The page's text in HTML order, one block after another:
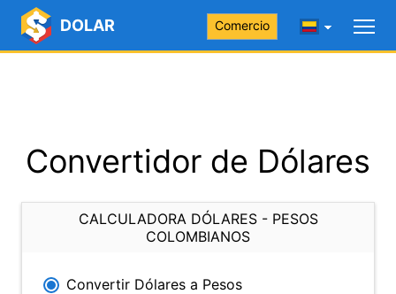
DOLAR Comercio
Convertidor de Dólares
CALCULADORA DÓLARES - PESOS
COLOMBIANOS
Convertir Dólares a Pesos